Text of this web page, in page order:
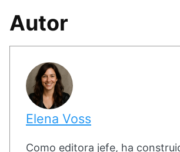
Autor
Elena Voss
Como editora jefe, ha